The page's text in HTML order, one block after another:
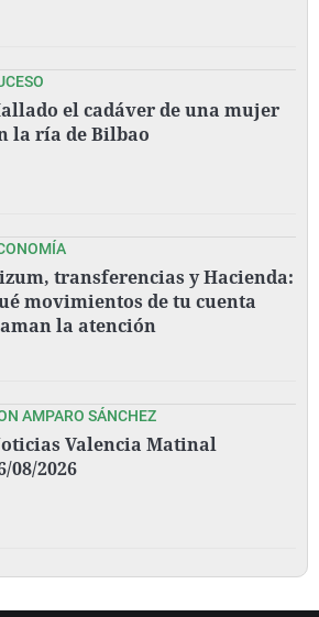
el cadáver de una mujer
la ría de Bilbao
transferencias y Hacienda:
movimientos de tu cuenta
la atención
AMPARO SÁNCHEZ
Valencia Matinal
08/2026